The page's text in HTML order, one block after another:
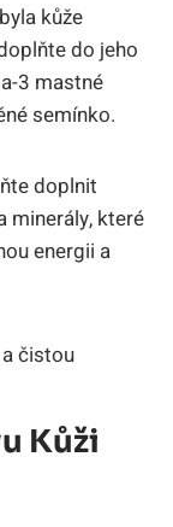
kůže
do jeho
3 mastné
semínko.
doplnit
minerály, které
energii a
Kůži